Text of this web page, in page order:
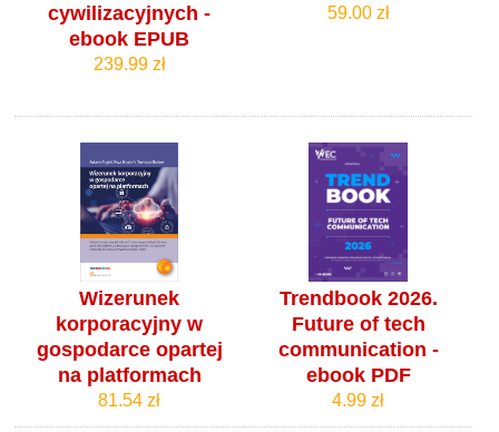
cywilizacyjnych -
ebook EPUB
239.99 zł
59.00 zł
Wizerunek
korporacyjny w
gospodarce opartej
na platformach
81.54 zł
Trendbook 2026.
Future of tech
communication -
ebook PDF
4.99 zł